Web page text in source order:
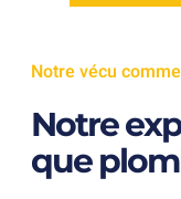
Notre vécu
Notre
que